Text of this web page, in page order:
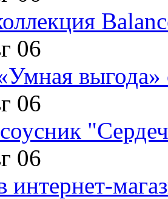
06
выгода»
06
06
интернет-